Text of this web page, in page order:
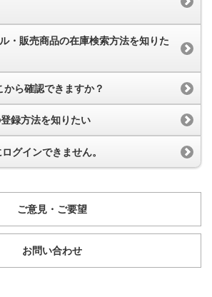
・販売商品の在庫検索方法を知りた
から確認できますか？
録方法を知りたい
グインできません。
ご意見・ご要望
お問い合わせ